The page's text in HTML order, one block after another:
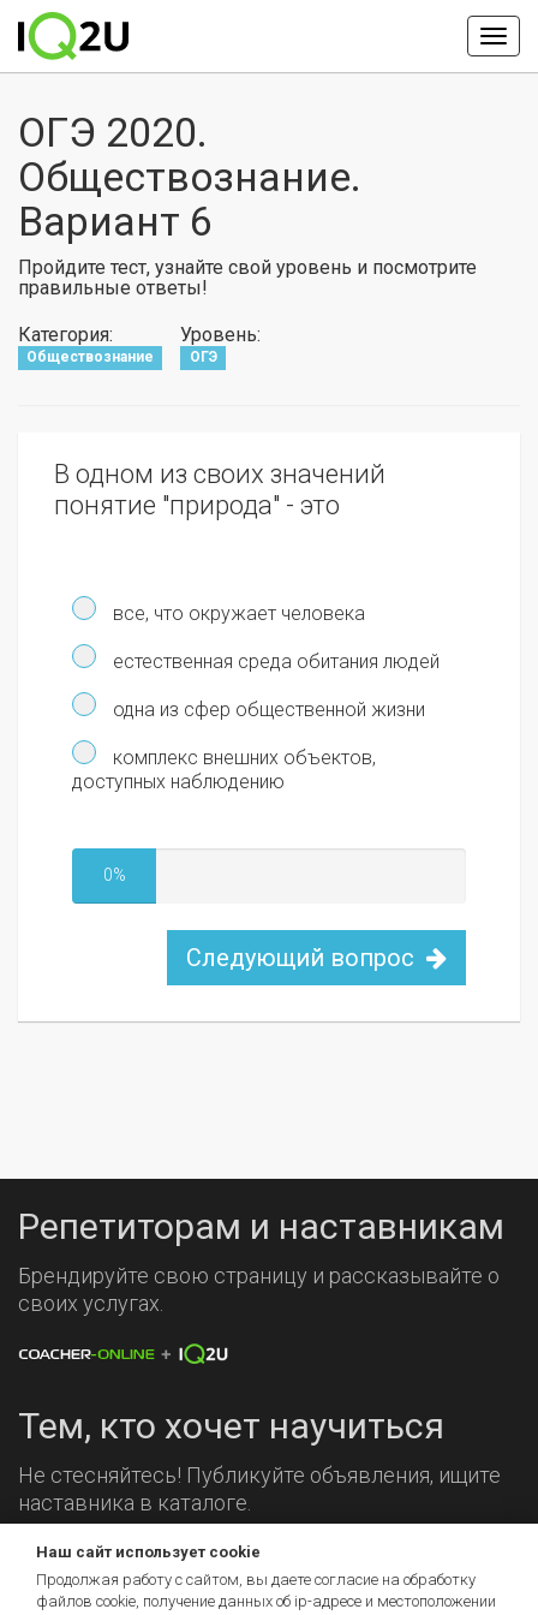
ОГЭ 2020.
Обществознание.
Вариант 6
Пройдите тест, узнайте свой уровень и посмотрите
правильные ответы!
Категория:
Обществознание
Уровень:
ОГЭ
В одном из своих значений
понятие "природа" - это
все, что окружает человека
естественная среда обитания людей
одна из сфер общественной жизни
комплекс внешних объектов,
доступных наблюдению
0%
Следующий вопрос
Репетиторам и наставникам
Брендируйте свою страницу и рассказывайте о
своих услугах.
Тем, кто хочет научиться
Не стесняйтесь! Публикуйте объявления, ищите
наставника в каталоге.
Мы на связи!
Наш сайт использует cookie
Продолжая работу с сайтом, вы даете согласие на обработку
файлов cookie, получение данных об ip-адресе и местоположении